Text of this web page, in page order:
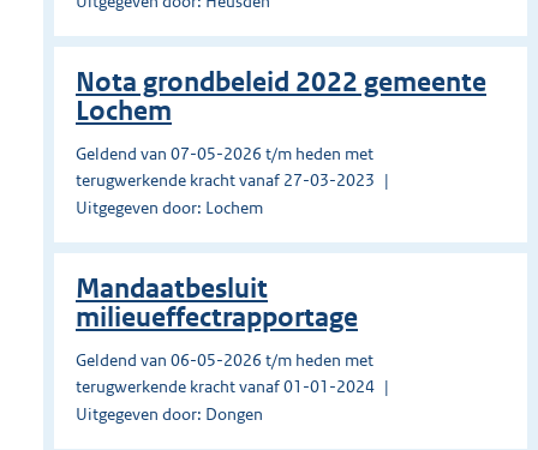
Nota grondbeleid 2022 gemeente
Lochem
Geldend van 07-05-2026 t/m heden met
terugwerkende kracht vanaf 27-03-2023
Uitgegeven door: Lochem
Mandaatbesluit
milieueffectrapportage
Geldend van 06-05-2026 t/m heden met
terugwerkende kracht vanaf 01-01-2024
Uitgegeven door: Dongen